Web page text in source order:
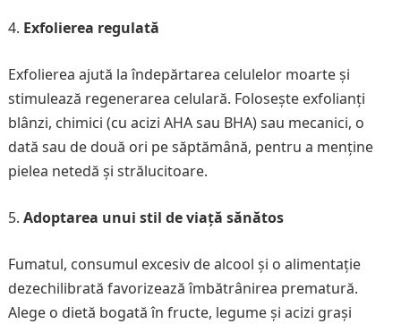
Exfolierea regulată
Exfolierea ajută la îndepărtarea celulelor moarte și
stimulează regenerarea celulară. Folosește exfolianți
blânzi, chimici (cu acizi AHA sau BHA) sau mecanici, o
dată sau de două ori pe săptămână, pentru a menține
pielea netedă și strălucitoare.
Adoptarea unui stil de viață sănătos
Fumatul, consumul excesiv de alcool și o alimentație
dezechilibrată favorizează îmbătrânirea prematură.
Alege o dietă bogată în fructe, legume și acizi grași